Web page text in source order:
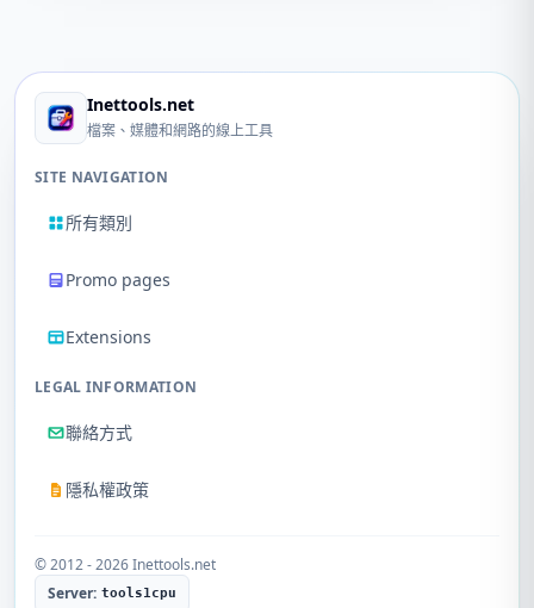
Inettools.net
檔案、媒體和網路的線上工具
SITE NAVIGATION
所有類別
Promo pages
Extensions
LEGAL INFORMATION
聯絡方式
隱私權政策
© 2012 - 2026 Inettools.net
Server: tools1cpu